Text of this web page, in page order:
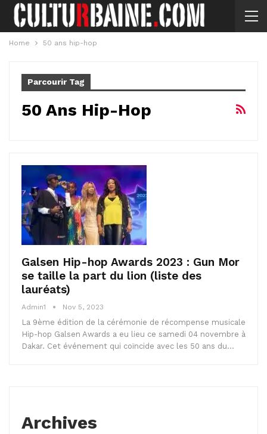
Home 50 ans hip-hop
Parcourir Tag
50 Ans Hip-Hop
Galsen Hip-hop Awards 2023 : Gun Mor
se taille la part du lion (liste des
lauréats)
Admin1 Nov 5, 2023
La 9ème édition de la cérémonie de récompense musicale
Hip-hop Galsen Awards a eu lieu ce samedi 04 novembre à
Dakar. Cet événement qui coïncide avec les 50 ans du…
Archives